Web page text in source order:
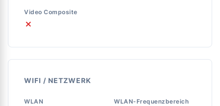
Video Composite
✗
WIFI / NETZWERK
WLAN WLAN-Frequenzbereich